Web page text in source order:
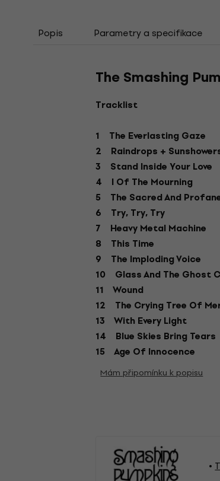
Popis Parametry a specifikace
The Smashing
Tracklist
1 The Everlasting Gaze
2 Raindrops +
3 Stand Inside Your Love
4 I Of The Mourning
5 The Sacred And
6 Try, Try, Try
7 Heavy Metal Machine
8 This Time
9 The Imploding Voice
10 Glass And The Ghost
11 Wound
12 The Crying Tree Of
13 With Every Light
14 Blue Skies Bring Tears
15 Age Of Innocence
Mám připomínku k popisu